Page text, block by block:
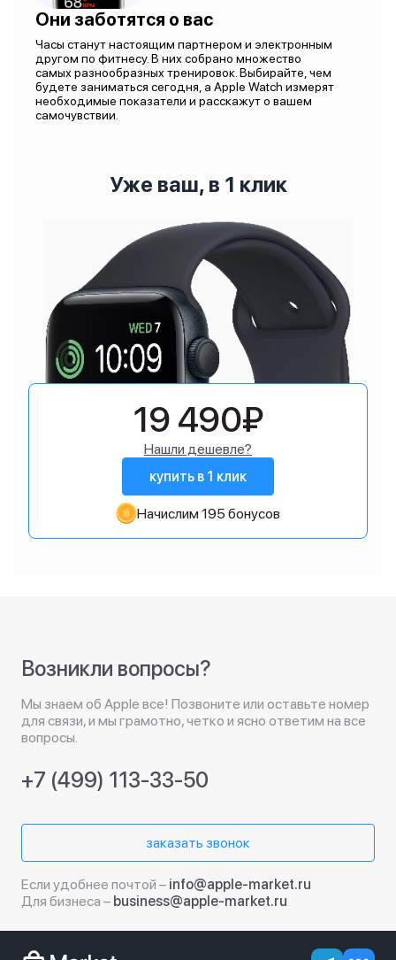
Они заботятся о вас
Часы станут настоящим партнером и электронным
другом по фитнесу. В них собрано множество
самых разнообразных тренировок. Выбирайте, чем
будете заниматься сегодня, а Apple Watch измерят
необходимые показатели и расскажут о вашем
самочувствии.
Уже ваш, в 1 клик
19 490₽
Нашли дешевле?
купить в 1 клик
Начислим 195 бонусов
Возникли вопросы?
Мы знаем об Apple все! Позвоните или оставьте номер
для связи, и мы грамотно, четко и ясно ответим на все
вопросы.
+7 (499) 113-33-50
заказать звонок
Если удобнее почтой – info@apple-market.ru
Для бизнеса – business@apple-market.ru